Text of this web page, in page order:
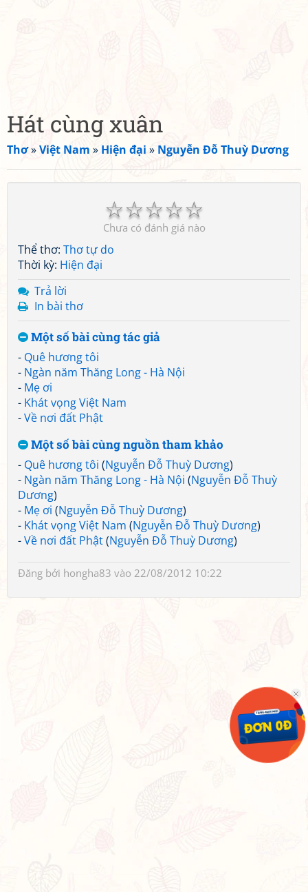
Hát cùng xuân
Thơ»Việt Nam » Hiện đại » Nguyễn Đỗ Thuỳ Dương
☆
☆
☆
☆
☆
Chưa có đánh giá nào
Thể thơ: Thơ tự do
Thời kỳ: Hiện đại
Trả lời
In bài thơ
Một số bài cùng tác giả
- Quê hương tôi
- Ngàn năm Thăng Long - Hà Nội
- Mẹ ơi
- Khát vọng Việt Nam
-Về nơi đất Phật
Một số bài cùng nguồn tham khảo
- Quê hương tôi (Nguyễn Đỗ Thuỳ Dương)
- Ngàn năm Thăng Long - Hà Nội (Nguyễn Đỗ Thuỳ
Dương)
- Mẹ ơi (Nguyễn Đỗ Thuỳ Dương)
- Khát vọng Việt Nam (Nguyễn Đỗ Thuỳ Dương)
-Về nơi đất Phật(Nguyễn Đỗ Thuỳ Dương)
Đăng bởi hongha83 vào 22/08/2012 10:22